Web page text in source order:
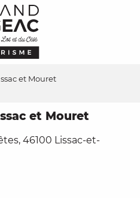
et Mouret
et Mouret
46100 Lissac-et-